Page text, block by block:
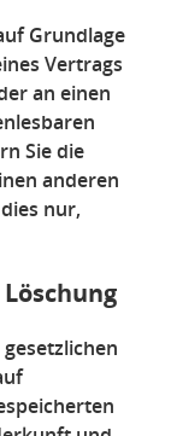
Grundlage
Vertrags
an einen
Sie die
anderen
nur,